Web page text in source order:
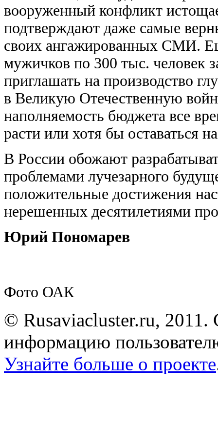
вооруженный конфликт
подтверждают даже самые
своих ангажированных СМИ.
мужичков по 300 тыс. человек
приглашать на производство
в Великую Отечественную
наполняемость бюджета все
расти или хотя бы оставаться
В России обожают
проблемами лучезарного
положительные достижения
нерешенных десятилетиями
Юрий Пономарев
Фото ОАК
© Rusaviacluster.ru, 2011.
информацию
Узнайте больше о проекте